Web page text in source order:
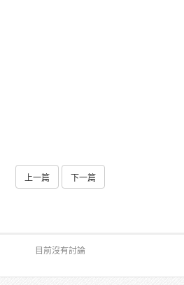
上一篇 下一篇
目前沒有討論